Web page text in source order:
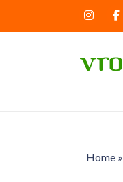
Home»